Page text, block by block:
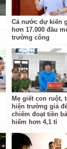
Cả nước dự kiến
hơn 17.000 đầu
trường công
Mẹ giết con ruột,
hiện trường giả
chiếm đoạt tiền
hiểm hơn 4,1 tỉ